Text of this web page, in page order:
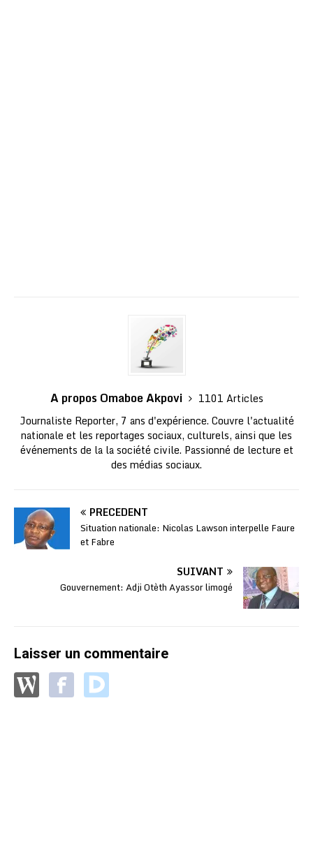
A propos Omaboe Akpovi
1101 Articles
Journaliste Reporter, 7 ans d'expérience. Couvre l'actualité
nationale et les reportages sociaux, culturels, ainsi que les
événements de la la société civile. Passionné de lecture et
des médias sociaux.
PRÉCÉDENT
Situation nationale: Nicolas Lawson interpelle Faure
et Fabre
SUIVANT
Gouvernement: Adji Otèth Ayassor limogé
Laisser un commentaire